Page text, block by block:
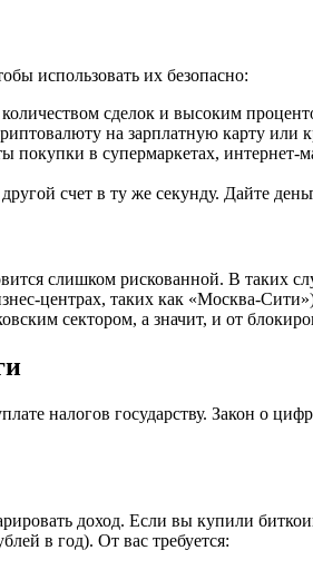
использовать их безопасно:
сделок и высоким
на зарплатную карту или
покупки в супермаркетах,
счет в ту же секунду. Дайте
слишком рискованной. В таких
центрах, таких как «Москва-
сектором, а значит, и от
налогов государству. Закон
доход. Если вы купили
в год). От вас требуется: